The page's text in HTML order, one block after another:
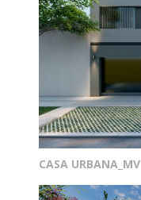
CASA URBANA_MV